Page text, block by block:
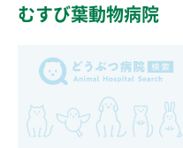
むすび葉動物病院